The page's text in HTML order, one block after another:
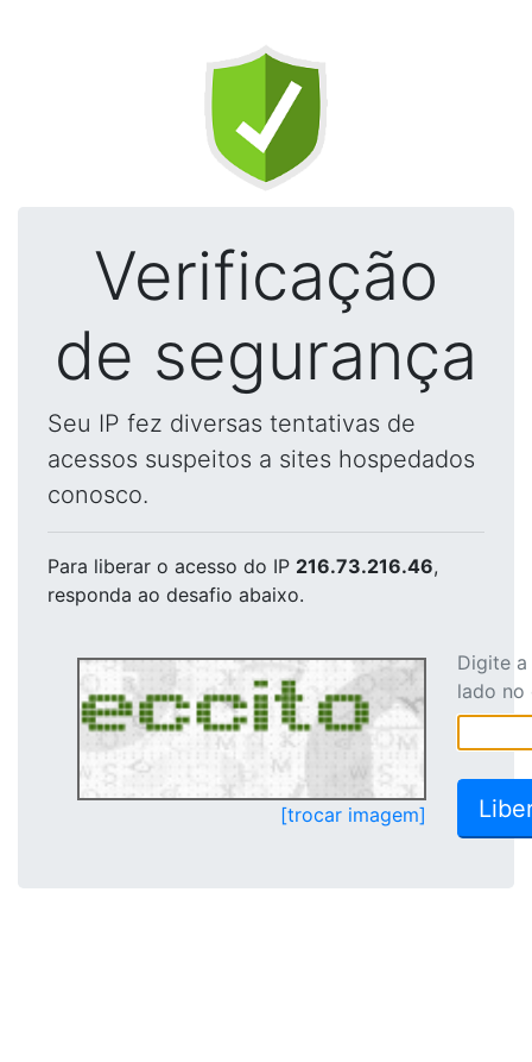
Verificação
de segurança
Seu IP fez diversas tentativas de
acessos suspeitos a sites hospedados
conosco.
Para liberar o acesso do IP 216.73.216.46,
responda ao desafio abaixo.
[trocar imagem]
Digite
lado no